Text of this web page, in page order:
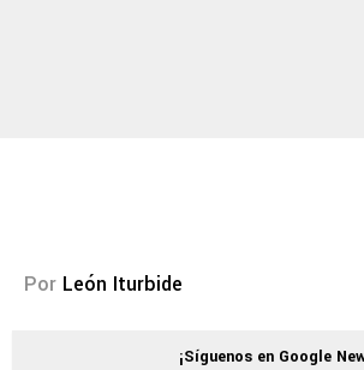
Por León Iturbide
¡Síguenos en Google